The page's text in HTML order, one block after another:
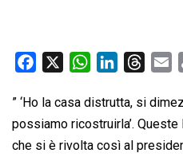
c
e
b
W
a
t
s
n
k
e
r
e
a
a
i
l
” ‘Ho la casa distrutta, si
possiamo ricostruirla’.
che si è rivolta così al